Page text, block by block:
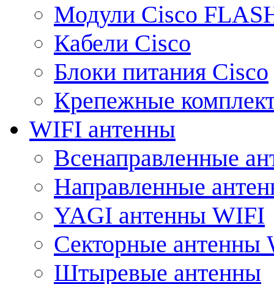
Модули Cisco
Кабели Cisco
Блоки питания Cisco
Крепежные
WIFI антенны
Всенаправленные
Направленные
YAGI антенны WIFI
Секторные антенны
Штыревые антенны